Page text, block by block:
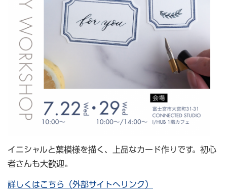
イニシャルと葉模様を描く、上品なカード作りです。初心
者さんも大歓迎。
詳しくはこちら（外部サイトへリンク）